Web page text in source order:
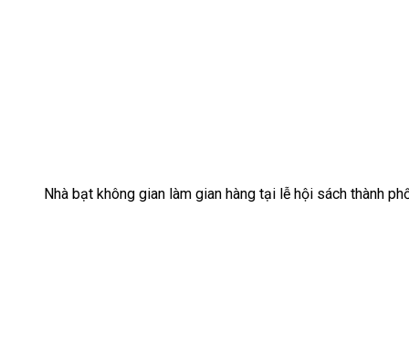
Nhà bạt không gian làm gian hàng tại lễ hội sách thành